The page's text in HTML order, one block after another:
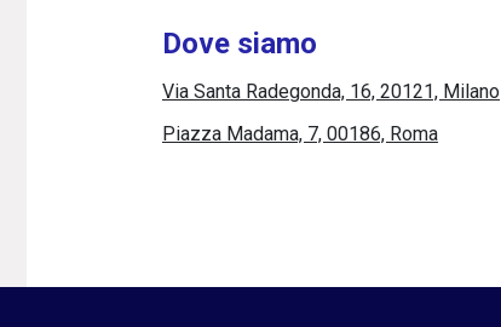
Dove siamo
Via Santa Radegonda, 16, 20121, Milano
Piazza Madama, 7, 00186, Roma